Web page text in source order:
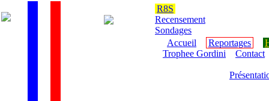
R8S
Recensement
Sondages
Accueil
Reportages
Trophee Gordini
Contact